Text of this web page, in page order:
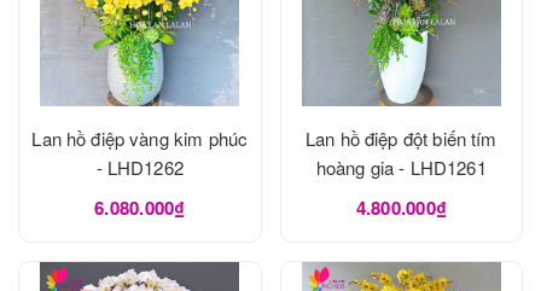
Lan hồ điệp vàng kim phúc
- LHD1262
6.080.000₫
Lan hồ điệp đột biến tím
hoàng gia - LHD1261
4.800.000₫